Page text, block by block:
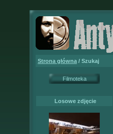
Strona główna / Szukaj
Filmoteka
Losowe zdjęcie